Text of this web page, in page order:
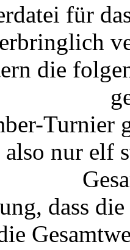
für
die
Turnier
also nur elf
dass die